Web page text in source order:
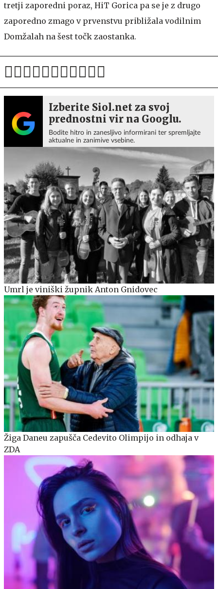
tretji zaporedni poraz, HiT Gorica pa se je z drugo
zaporedno zmago v prvenstvu približala vodilnim
Domžalah na šest točk zaostanka.
Izberite Siol.net za svoj
prednostni vir na Googlu.
Bodite hitro in zanesljivo informirani ter spremljajte
aktualne in zanimive vsebine.
Umrl je viniški župnik Anton Gnidovec
Žiga Daneu zapušča Cedevito Olimpijo in odhaja v
ZDA